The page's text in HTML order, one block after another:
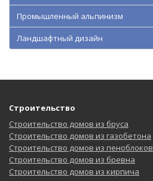
Промышленный альпинизм
Ландшафтный дизайн
Строительство
Строительство домов из бруса
Строительство домов из газобетона
Строительство домов из пеноблоков
Строительство домов из бревна
Строительство домов из кирпича